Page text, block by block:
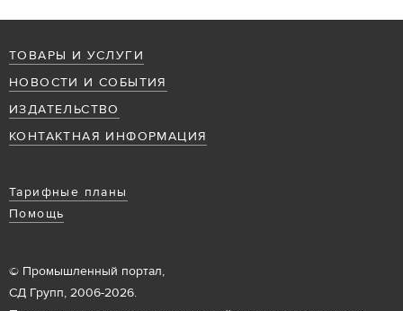
ТОВАРЫ И УСЛУГИ
НОВОСТИ И СОБЫТИЯ
ИЗДАТЕЛЬСТВО
КОНТАКТНАЯ ИНФОРМАЦИЯ
Тарифные планы
Помощь
© Промышленный портал,
СД Групп, 2006-2026.